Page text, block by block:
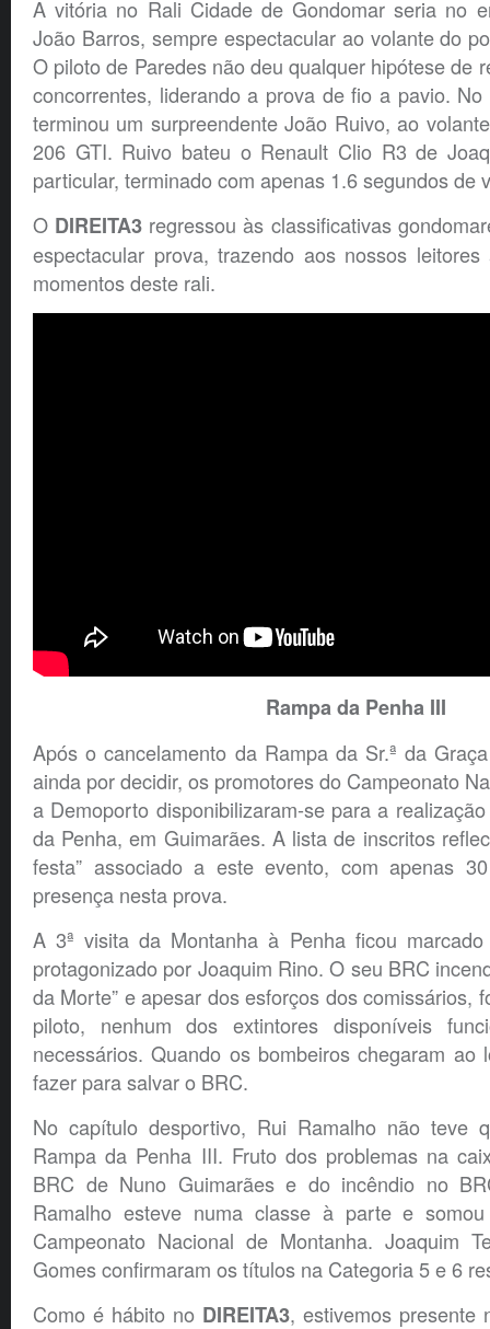
A vitória no Rali Cidade de Gondomar seria no
João Barros, sempre espectacular ao volante do
O piloto de Paredes não deu qualquer hipótese de
concorrentes, liderando a prova de fio a pavio.
terminou um surpreendente João Ruivo, ao
206 GTI. Ruivo bateu o Renault Clio R3 de
particular, terminado com apenas 1.6 segundos de
O DIREITA3 regressou às classificativas
espectacular prova, trazendo aos nossos
momentos deste rali.
Rampa da Penha III
Após o cancelamento da Rampa da Sr.ª da
ainda por decidir, os promotores do Campeonato
a Demoporto disponibilizaram-se para a
da Penha, em Guimarães. A lista de inscritos
festa” associado a este evento, com apenas
presença nesta prova.
A 3ª visita da Montanha à Penha ficou
protagonizado por Joaquim Rino. O seu BRC
da Morte” e apesar dos esforços dos comissários,
piloto, nenhum dos extintores disponíveis
necessários. Quando os bombeiros chegaram ao
fazer para salvar o BRC.
No capítulo desportivo, Rui Ramalho não teve
Rampa da Penha III. Fruto dos problemas na
BRC de Nuno Guimarães e do incêndio no
Ramalho esteve numa classe à parte e
Campeonato Nacional de Montanha. Joaquim
Gomes confirmaram os títulos na Categoria 5 e 6
Como é hábito no DIREITA3, estivemos presente